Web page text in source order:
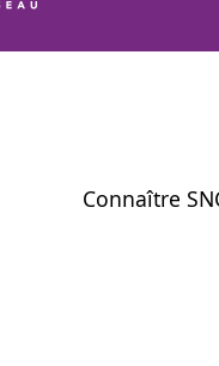
Connaître